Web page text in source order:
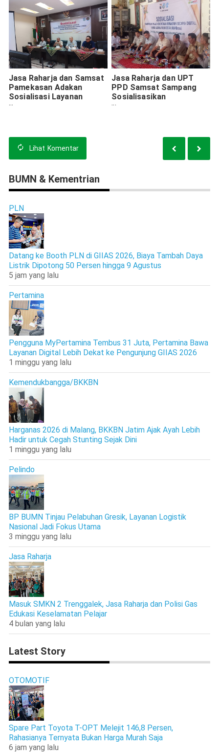
Jasa Raharja dan Samsat
Pamekasan Adakan
Sosialisasi Layanan
Pembayaran Pajak
Jasa Raharja dan UPT
PPD Samsat Sampang
Sosialisasikan
Pembayaran Pajak
Lihat Komentar
BUMN & Kementrian
PLN
Datang ke Booth PLN di GIIAS 2026, Biaya Tambah Daya
Listrik Dipotong 50 Persen hingga 9 Agustus
5 jam yang lalu
Pertamina
Pengguna MyPertamina Tembus 31 Juta, Pertamina Bawa
Layanan Digital Lebih Dekat ke Pengunjung GIIAS 2026
1 minggu yang lalu
Kemendukbangga/BKKBN
Harganas 2026 di Malang, BKKBN Jatim Ajak Ayah Lebih
Hadir untuk Cegah Stunting Sejak Dini
1 minggu yang lalu
Pelindo
BP BUMN Tinjau Pelabuhan Gresik, Layanan Logistik
Nasional Jadi Fokus Utama
3 minggu yang lalu
Jasa Raharja
Masuk SMKN 2 Trenggalek, Jasa Raharja dan Polisi Gas
Edukasi Keselamatan Pelajar
4 bulan yang lalu
Latest Story
OTOMOTIF
Spare Part Toyota T-OPT Melejit 146,8 Persen,
Rahasianya Ternyata Bukan Harga Murah Saja
6 jam yang lalu